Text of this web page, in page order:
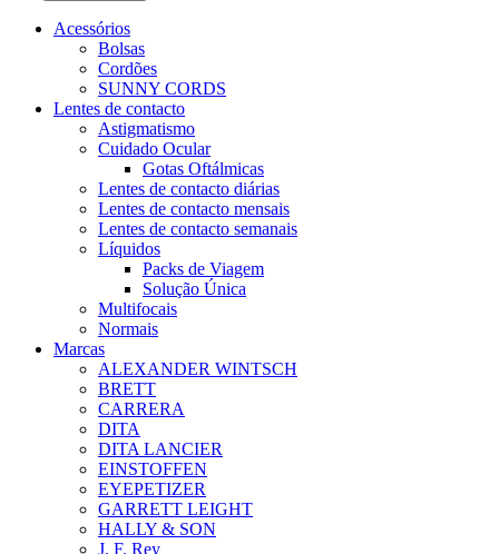
Acessórios
Bolsas
Cordões
SUNNY CORDS
Lentes de contacto
Astigmatismo
Cuidado Ocular
Gotas Oftálmicas
Lentes de contacto diárias
Lentes de contacto mensais
Lentes de contacto semanais
Líquidos
Packs de Viagem
Solução Única
Multifocais
Normais
Marcas
ALEXANDER WINTSCH
BRETT
CARRERA
DITA
DITA LANCIER
EINSTOFFEN
EYEPETIZER
GARRETT LEIGHT
HALLY & SON
J. F. Rey